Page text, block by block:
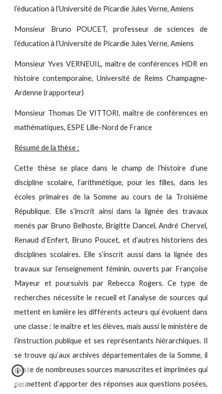
l’éducation à l’Université de Picardie Jules Verne, Amiens
Monsieur Bruno POUCET, professeur de sciences de
l’éducation à l’Université de Picardie Jules Verne, Amiens
Monsieur Yves VERNEUIL, maître de conférences HDR en
histoire contemporaine, Université de Reims Champagne-
Ardenne (rapporteur)
Monsieur Thomas De VITTORI, maître de conférences en
mathématiques, ESPE Lille-Nord de France
Résumé de la thèse :
Cette thèse se place dans le champ de l’histoire d’une
discipline scolaire, l’arithmétique, pour les filles, dans les
écoles primaires de la Somme au cours de la Troisième
République. Elle s’inscrit ainsi dans la lignée des travaux
menés par Bruno Belhoste, Brigitte Dancel, André Chervel,
Renaud d’Enfert, Bruno Poucet, et d’autres historiens des
disciplines scolaires. Elle s’inscrit aussi dans la lignée des
travaux sur l’enseignement féminin, ouverts par Françoise
Mayeur et poursuivis par Rebecca Rogers. Ce type de
recherches nécessite le recueil et l’analyse de sources qui
mettent en lumière les différents acteurs qui évoluent dans
une classe : le maître et les élèves, mais aussi le ministère de
l’instruction publique et ses représentants hiérarchiques. Il
se trouve qu’aux archives départementales de la Somme, il
existe de nombreuses sources manuscrites et imprimées qui
permettent d’apporter des réponses aux questions posées,